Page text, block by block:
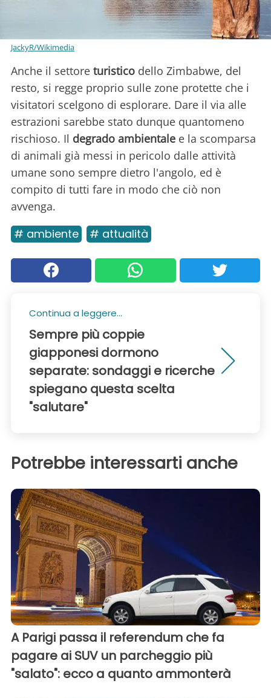
JackyR/Wikimedia
Anche il settore turistico dello Zimbabwe, del
resto, si regge proprio sulle zone protette che i
visitatori scelgono di esplorare. Dare il via alle
estrazioni sarebbe stato dunque quantomeno
rischioso. Il degrado ambientale e la scomparsa
di animali già messi in pericolo dalle attività
umane sono sempre dietro l'angolo, ed è
compito di tutti fare in modo che ciò non
avvenga.
# ambiente # attualità
Continua a leggere...
Sempre più coppie
giapponesi dormono
separate: sondaggi e ricerche
spiegano questa scelta
"salutare"
Potrebbe interessarti anche
A Parigi passa il referendum che fa
pagare ai SUV un parcheggio più
"salato": ecco a quanto ammonterà